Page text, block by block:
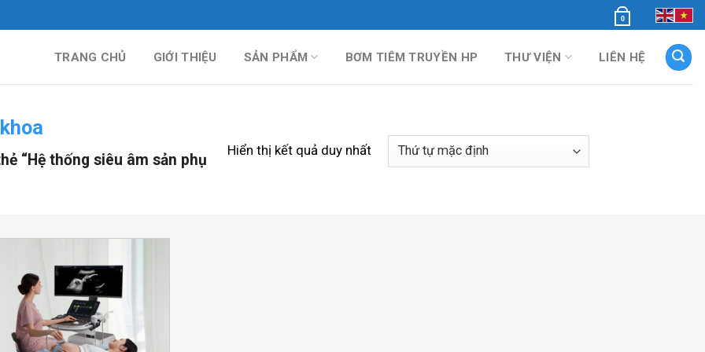
0
TRANG CHỦ GIỚI THIỆU SẢN PHẨM BƠM TIÊM TRUYỀN HP THƯ VIỆN LIÊN HỆ
“Hệ thống siêu âm sản phụ
Hiển thị kết quả duy nhất